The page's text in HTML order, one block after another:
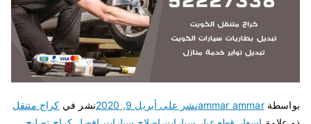
بواسطةammar ammarنشر على أبريل 9, 2020 نشر في كراج متنقل